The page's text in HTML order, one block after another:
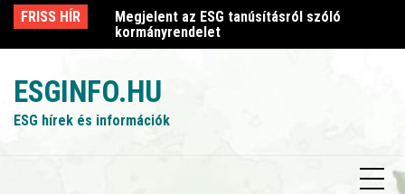
Skip
content
FRISS HÍR
szóló
Megjelent az ESG tanúsításról szóló
kormányrendelet
ESGINFO.HU
ESG hírek és információk